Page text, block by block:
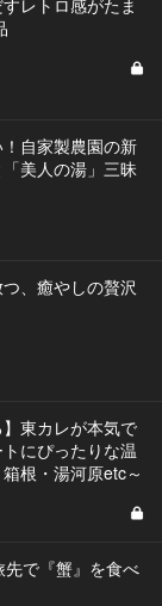
自家製農園の新
美人の湯」三昧
、癒やしの贅沢
】東カレが本気で
にぴったりな温
根・湯河原etc～
で『蟹』を食べ